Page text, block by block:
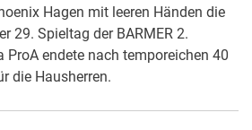
Hagen mit leeren Händen die
29. Spieltag der BARMER 2.
ProA endete nach temporeichen 40
die Hausherren.